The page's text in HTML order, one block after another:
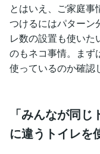
とはいえ、ご家庭
つけるにはパターン
レ数の設置も使いた
のもネコ事情。まず
使っているのか確認
「みんなが同
に違うトイレを